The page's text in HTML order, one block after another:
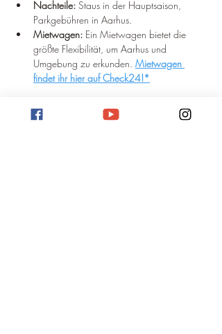
Nachteile: Staus in der Hauptsaison,
Parkgebühren in Aarhus.
Mietwagen: Ein Mietwagen bietet die
größte Flexibilität, um Aarhus und
Umgebung zu erkunden. Mietwagen
findet ihr hier auf Check24!*
Welche Anreise ist die richtige